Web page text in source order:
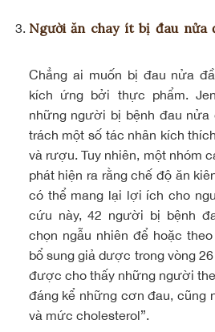
Người ăn chay ít bị đau nửa
Chẳng ai muốn bị đau nửa
kích ứng bởi thực phẩm.
những người bị bệnh đau
trách một số tác nhân kích
và rượu. Tuy nhiên, một nhóm
phát hiện ra rằng chế độ ăn
có thể mang lại lợi ích cho
cứu này, 42 người bị bệnh
chọn ngẫu nhiên để hoặc
bổ sung giả dược trong vòng
được cho thấy những người
đáng kể những cơn đau, cũng
và mức cholesterol”.